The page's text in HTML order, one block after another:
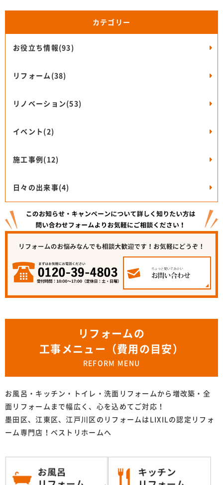
カテゴリー
お役立ち情報(93)
リフォーム(38)
リノベーション(53)
イベント(2)
施工事例(12)
日々の出来事(4)
リフォームの
工事メニュー（費用の目安）
REFORM MENU
お風呂・キッチン・トイレ・洗面リフォームから増改築・全
面リフォームまで幅広く、心を込めてご対応！
墨田区、江東区、江戸川区のリフォームはLIXILの認定リフォ
ーム専門店！ベストリホームへ